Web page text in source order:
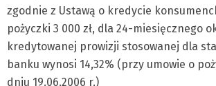
zgodnie z Ustawą o kredycie
pożyczki 3 000 zł, dla 24-miesięcznego
kredytowanej prowizji stosowanej dla
banku wynosi 14,32% (przy umowie o
dniu 19.06.2006 r.)